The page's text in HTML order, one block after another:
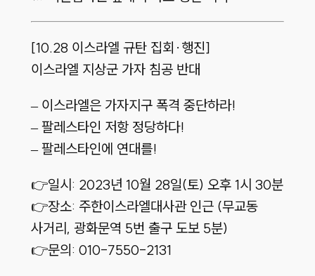
[10.28 이스라엘 규탄 집회·행진]
이스라엘 지상군 가자 침공 반대
– 이스라엘은 가자지구 폭격 중단하라!
– 팔레스타인 저항 정당하다!
– 팔레스타인에 연대를!
👉일시: 2023년 10월 28일(토) 오후 1시 30분
👉장소: 주한이스라엘대사관 인근 (무교동
사거리, 광화문역 5번 출구 도보 5분)
👉문의: 010-7550-2131